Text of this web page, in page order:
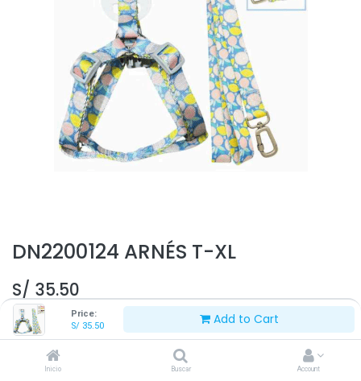
Price:
S/ 35.50 Add to Cart
Inicio Buscar Account
DN2200124 ARNÉS T-XL
S/ 35.50